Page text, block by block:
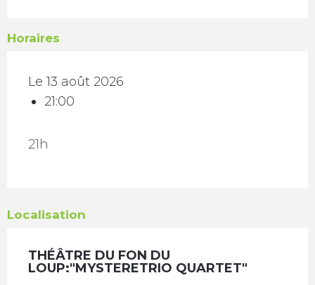
Horaires
Le 13 août 2026
21:00
21h
Localisation
THÉÂTRE DU FON DU
LOUP:"MYSTERETRIO QUARTET"